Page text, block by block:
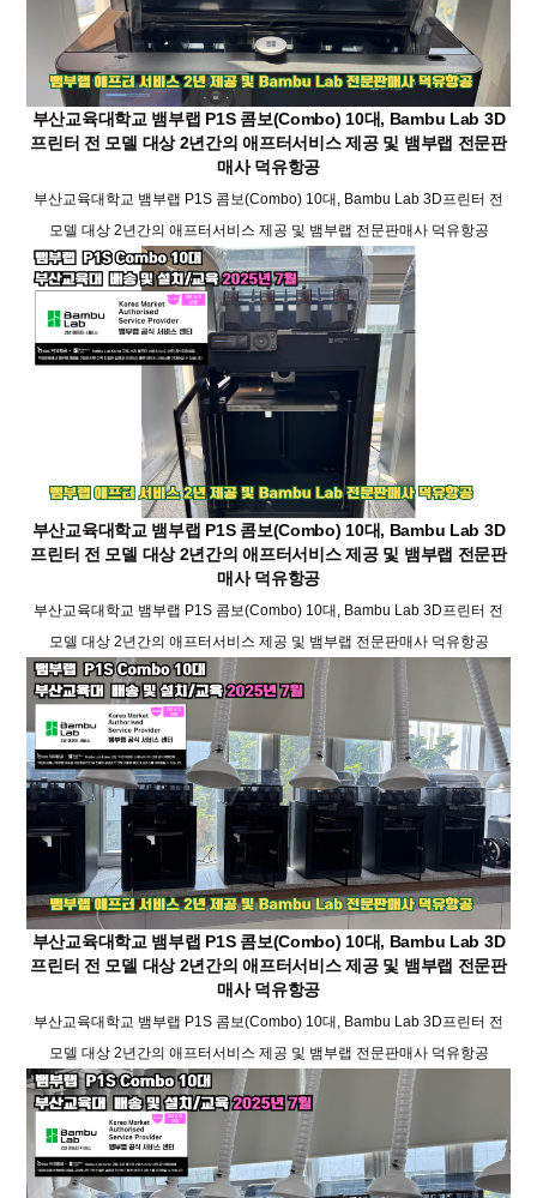
부산교육대학교 뱀부랩 P1S 콤보(Combo) 10대, Bambu Lab 3D
프린터 전 모델 대상 2년간의 애프터서비스 제공 및 뱀부랩 전문판
매사 덕유항공
부산교육대학교 뱀부랩 P1S 콤보(Combo) 10대, Bambu Lab 3D프린터 전
모델 대상 2년간의 애프터서비스 제공 및 뱀부랩 전문판매사 덕유항공
부산교육대학교 뱀부랩 P1S 콤보(Combo) 10대, Bambu Lab 3D
프린터 전 모델 대상 2년간의 애프터서비스 제공 및 뱀부랩 전문판
매사 덕유항공
부산교육대학교 뱀부랩 P1S 콤보(Combo) 10대, Bambu Lab 3D프린터 전
모델 대상 2년간의 애프터서비스 제공 및 뱀부랩 전문판매사 덕유항공
부산교육대학교 뱀부랩 P1S 콤보(Combo) 10대, Bambu Lab 3D
프린터 전 모델 대상 2년간의 애프터서비스 제공 및 뱀부랩 전문판
매사 덕유항공
부산교육대학교 뱀부랩 P1S 콤보(Combo) 10대, Bambu Lab 3D프린터 전
모델 대상 2년간의 애프터서비스 제공 및 뱀부랩 전문판매사 덕유항공